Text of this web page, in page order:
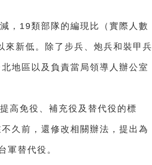
，19類部隊的編現比（實際人數
新低。除了步兵、炮兵和裝甲兵
地區以及負責當局領導人辦公室
高免役、補充役及替代役的標
久前，還修改相關辦法，提出為
軍替代役。